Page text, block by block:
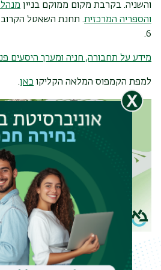
והשניה. בקרבת מקום ממוקם בניין
והספריה המרכזית. תחנת השאטל
6.
מידע על תחבורה, חניה ומערך היסעים
למפת הקמפוס המלאה הקליקו כאן.